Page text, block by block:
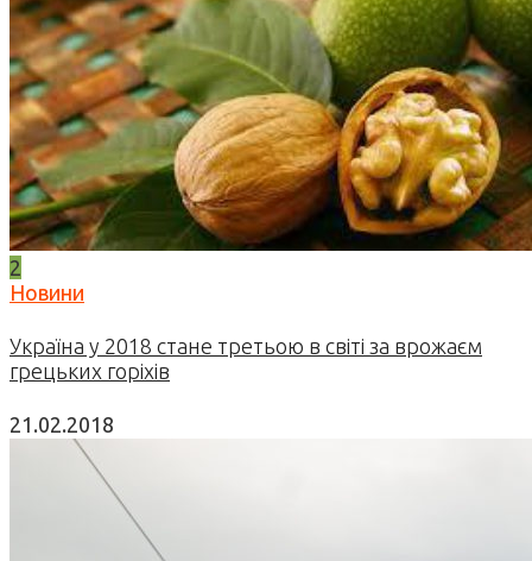
2
Новини
Україна у 2018 стане третьою в світі за врожаєм
грецьких горіхів
21.02.2018